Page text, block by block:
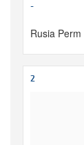
-
Rusia Perm
2